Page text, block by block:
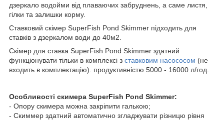
дзеркало водойми від плаваючих забруднень, а саме листя,
гілки та залишки корму.
Ставковий скімер SuperFish Pond Skimmer підходить для
ставків з дзеркалом води до 40м2
Скімер для ставка SuperFish Pond Skimmer здатний
функціонувати тільки в комплексі з ставковим насососом (не
входить в комплектацію). продуктивністю 5000 - 16000 л/год.
Особливості скимера SuperFish Pond Skimmer:
- Опору скимера можна закріпити галькою;
- Скиммер здатний автоматично згладжувати різницю рівня